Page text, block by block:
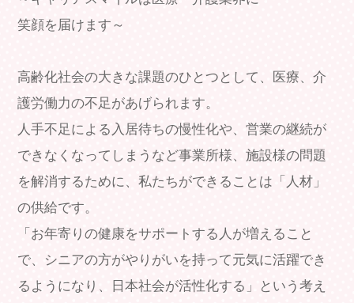
笑顔を届けます～
高齢化社会の大きな課題のひとつとして、医療、介
護労働力の不足があげられます。
人手不足による入居待ちの慢性化や、営業の継続が
できなくなってしまうなど事業所様、施設様の問題
を解消するために、私たちができることは「人材」
の供給です。
「お年寄りの健康をサポートする人が増えること
で、シニアの方がやりがいを持って元気に活躍でき
るようになり、日本社会が活性化する」という考え